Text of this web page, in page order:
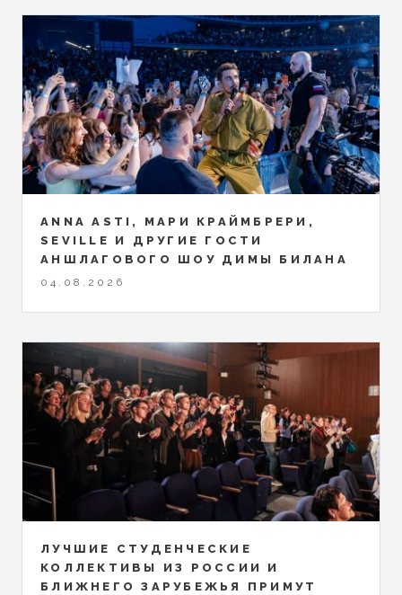
ANNA ASTI, МАРИ КРАЙМБРЕРИ,
SEVILLE И ДРУГИЕ ГОСТИ
АНШЛАГОВОГО ШОУ ДИМЫ БИЛАНА
04.08.2026
ЛУЧШИЕ СТУДЕНЧЕСКИЕ
КОЛЛЕКТИВЫ ИЗ РОССИИ И
БЛИЖНЕГО ЗАРУБЕЖЬЯ ПРИМУТ